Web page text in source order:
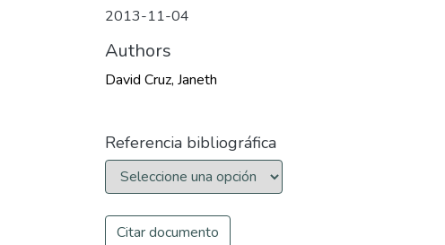
2013-11-04
Authors
David Cruz, Janeth
Referencia bibliográfica
Citar documento